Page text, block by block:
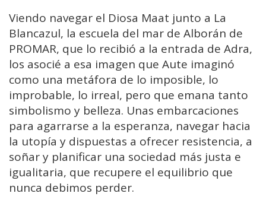
Viendo navegar el Diosa Maat junto a La
Blancazul, la escuela del mar de Alborán de
PROMAR, que lo recibió a la entrada de Adra,
los asocié a esa imagen que Aute imaginó
como una metáfora de lo imposible, lo
improbable, lo irreal, pero que emana tanto
simbolismo y belleza. Unas embarcaciones
para agarrarse a la esperanza, navegar hacia
la utopía y dispuestas a ofrecer resistencia, a
soñar y planificar una sociedad más justa e
igualitaria, que recupere el equilibrio que
nunca debimos perder.